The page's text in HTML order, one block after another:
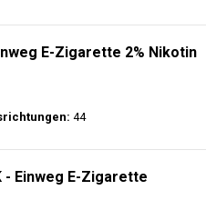
E-Zigarette 2% Nikotin
44
- Einweg E-Zigarette